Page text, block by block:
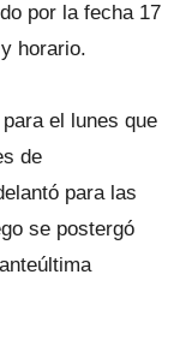
por la fecha 17
horario.
el lunes que
de
para las
se postergó